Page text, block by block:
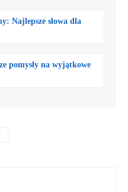
Najlepsze słowa dla
pomysły na wyjątkowe